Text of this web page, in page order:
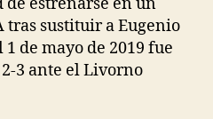
tras sustituir a Eugenio
de mayo de 2019 fue
3 ante el Livorno